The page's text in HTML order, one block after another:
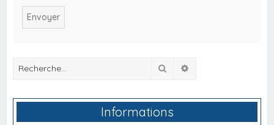
Rechercher
Informations